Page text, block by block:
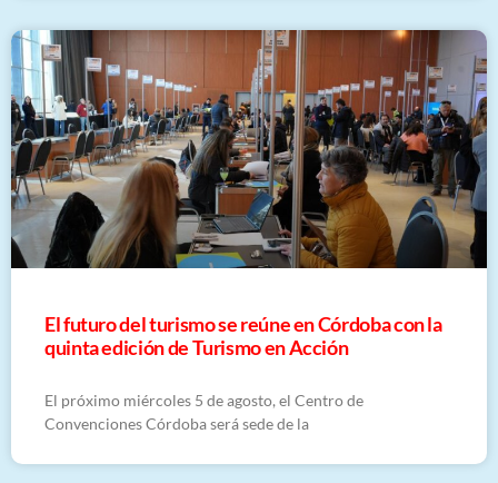
El futuro del turismo se reúne en Córdoba con la
quinta edición de Turismo en Acción
El próximo miércoles 5 de agosto, el Centro de
Convenciones Córdoba será sede de la